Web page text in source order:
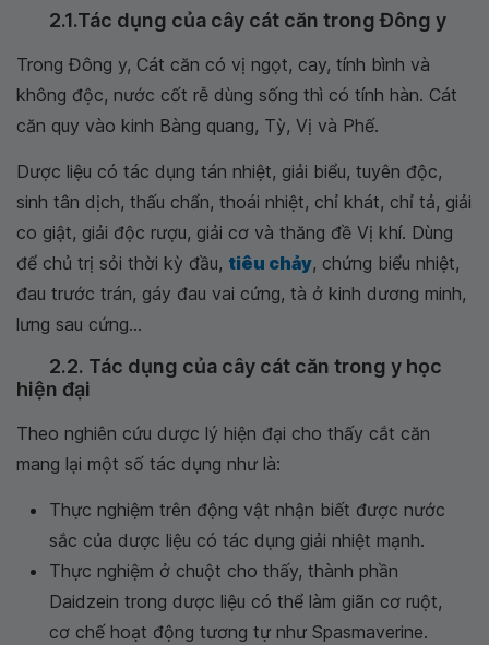
2.1.Tác dụng của cây cát căn trong Đông y
Trong Đông y, Cát căn có vị ngọt, cay, tính bình và
không độc, nước cốt rễ dùng sống thì có tính hàn. Cát
căn quy vào kinh Bàng quang, Tỳ, Vị và Phế.
Dược liệu có tác dụng tán nhiệt, giải biểu, tuyên độc,
sinh tân dịch, thấu chẩn, thoái nhiệt, chỉ khát, chỉ tả, giải
co giật, giải độc rượu, giải cơ và thăng đề Vị khí. Dùng
để chủ trị sỏi thời kỳ đầu, tiêu chảy, chứng biểu nhiệt,
đau trước trán, gáy đau vai cứng, tà ở kinh dương minh,
lưng sau cứng...
2.2. Tác dụng của cây cát căn trong y học
hiện đại
Theo nghiên cứu dược lý hiện đại cho thấy cắt căn
mang lại một số tác dụng như là:
Thực nghiệm trên động vật nhận biết được nước
sắc của dược liệu có tác dụng giải nhiệt mạnh.
Thực nghiệm ở chuột cho thấy, thành phần
Daidzein trong dược liệu có thể làm giãn cơ ruột,
cơ chế hoạt động tương tự như Spasmaverine.